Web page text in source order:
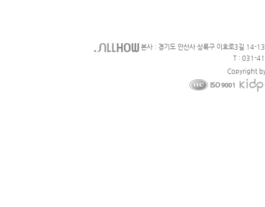
본사 : 경기도 안산사 상록구 이호로3길 14-
T : 031-
Copyright